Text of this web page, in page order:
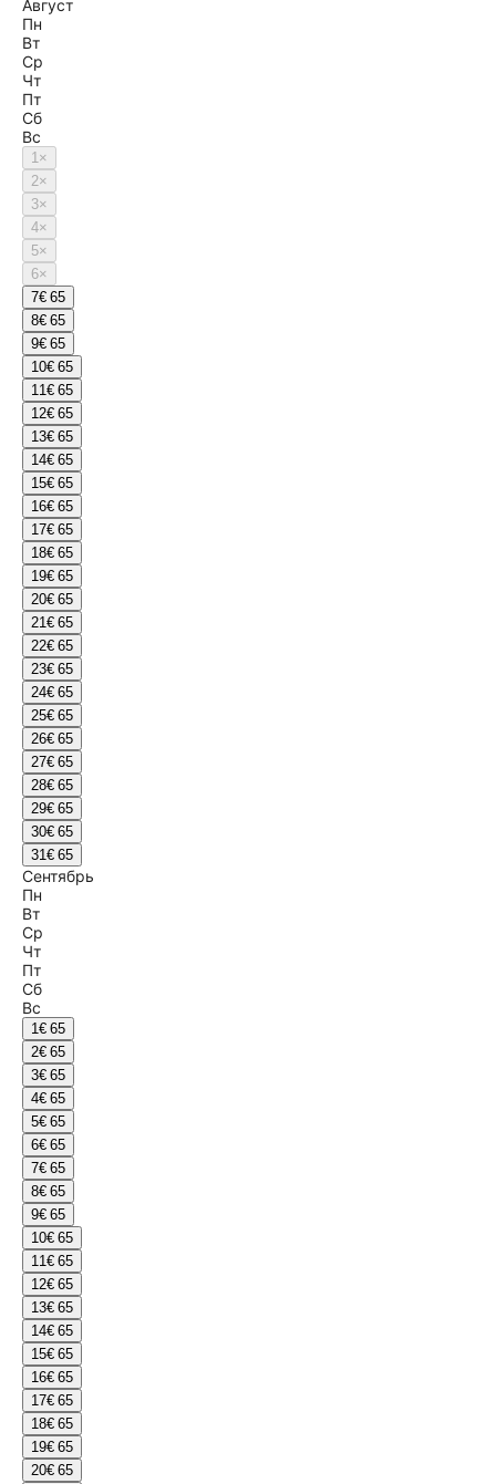
Август
Пн
Вт
Ср
Чт
Пт
Сб
Вс
1×
2×
3×
4×
5×
6×
7€ 65
8€ 65
9€ 65
10€ 65
11€ 65
12€ 65
13€ 65
14€ 65
15€ 65
16€ 65
17€ 65
18€ 65
19€ 65
20€ 65
21€ 65
22€ 65
23€ 65
24€ 65
25€ 65
26€ 65
27€ 65
28€ 65
29€ 65
30€ 65
31€ 65
Сентябрь
Пн
Вт
Ср
Чт
Пт
Сб
Вс
1€ 65
2€ 65
3€ 65
4€ 65
5€ 65
6€ 65
7€ 65
8€ 65
9€ 65
10€ 65
11€ 65
12€ 65
13€ 65
14€ 65
15€ 65
16€ 65
17€ 65
18€ 65
19€ 65
20€ 65